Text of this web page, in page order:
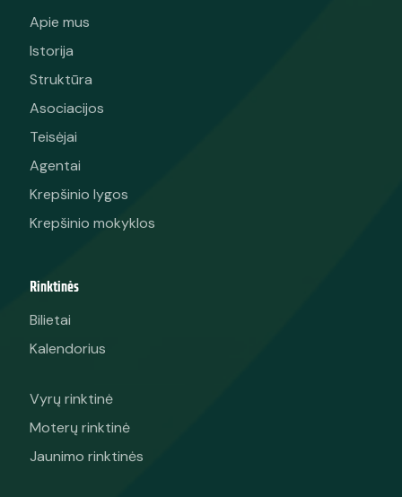
Apie mus
Istorija
Struktūra
Asociacijos
Teisėjai
Agentai
Krepšinio lygos
Krepšinio mokyklos
Rinktinės
Bilietai
Kalendorius
Vyrų rinktinė
Moterų rinktinė
Jaunimo rinktinės